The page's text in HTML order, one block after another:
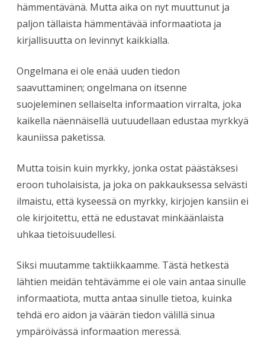
hämmentävänä. Mutta aika on nyt muuttunut ja
paljon tällaista hämmentävää informaatiota ja
kirjallisuutta on levinnyt kaikkialla.
Ongelmana ei ole enää uuden tiedon
saavuttaminen; ongelmana on itsenne
suojeleminen sellaiselta informaation virralta, joka
kaikella näennäisellä uutuudellaan edustaa myrkkyä
kauniissa paketissa.
Mutta toisin kuin myrkky, jonka ostat päästäksesi
eroon tuholaisista, ja joka on pakkauksessa selvästi
ilmaistu, että kyseessä on myrkky, kirjojen kansiin ei
ole kirjoitettu, että ne edustavat minkäänlaista
uhkaa tietoisuudellesi.
Siksi muutamme taktiikkaamme. Tästä hetkestä
lähtien meidän tehtävämme ei ole vain antaa sinulle
informaatiota, mutta antaa sinulle tietoa, kuinka
tehdä ero aidon ja väärän tiedon välillä sinua
ympäröivässä informaation meressä.